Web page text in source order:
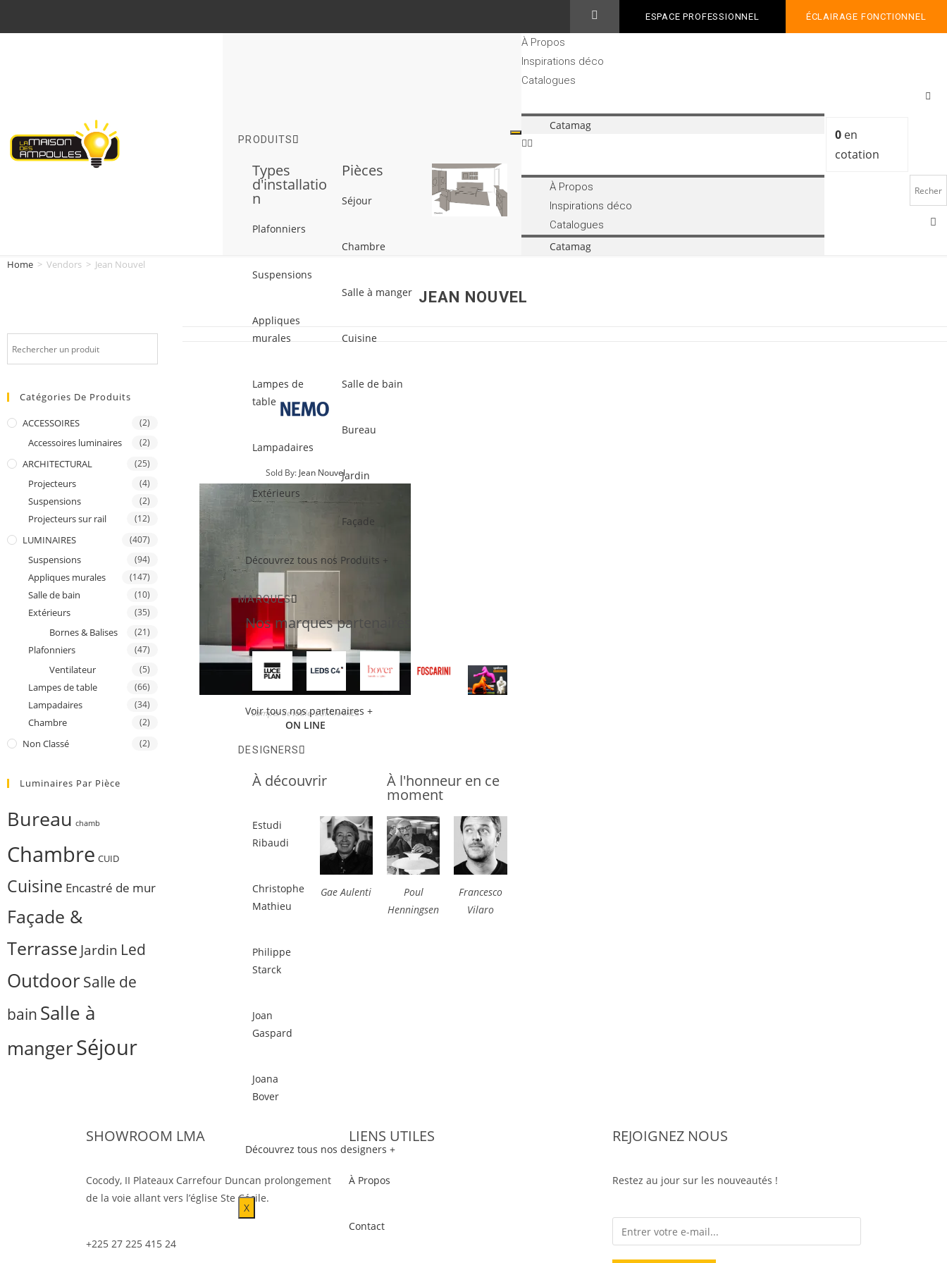
ESPACE PROFESSIONNEL ÉCLAIRAGE FONCTIONNEL
PRODUITS
Types
d'installatio
n
Plafonniers
Suspensions
Appliques
murales
Lampes de
table
Lampadaires
Extérieurs
Pièces
Séjour
Chambre
Salle à manger
Cuisine
Salle de bain
Bureau
Jardin
Façade
Découvrez tous nos Produits +
MARQUES
Nos marques partenaires
Voir tous nos partenaires +
DESIGNERS
À découvrir À l'honneur en ce
moment
Estudi
Ribaudi
Christophe
Mathieu
Philippe
Starck
Joan
Gaspard
Joana
Bover
Gae Aulenti
Poul
Henningsen
Francesco
Vilaro
Découvrez tous nos designers +
X
À Propos
Inspirations déco
Catalogues
Catamag
À Propos
Inspirations déco
Catalogues
Catamag
0 en
cotation
Home > Vendors > Jean Nouvel
JEAN NOUVEL
Catégories De Produits
ACCESSOIRES (2)
Accessoires luminaires (2)
ARCHITECTURAL (25)
Projecteurs (4)
Suspensions (2)
Projecteurs sur rail (12)
LUMINAIRES (407)
Suspensions (94)
Appliques murales (147)
Salle de bain (10)
Extérieurs (35)
Bornes & Balises (21)
Plafonniers (47)
Ventilateur (5)
Lampes de table (66)
Lampadaires (34)
Chambre (2)
Non Classé (2)
Luminaires Par Pièce
Bureau chamb
Chambre CUID
Cuisine Encastré de mur
Façade &
Terrasse Jardin Led
OutdoorSalle de
bain Salle à
mangerSéjour
Sold By: Jean Nouvel
Lampes de table,LUMINAIRES
ON LINE
SHOWROOM LMA
Cocody, II Plateaux Carrefour Duncan prolongement
de la voie allant vers l’église Ste Cécile.
+225 27 225 415 24
LIENS UTILES
À Propos
Contact
REJOIGNEZ NOUS
Restez au jour sur les nouveautés !